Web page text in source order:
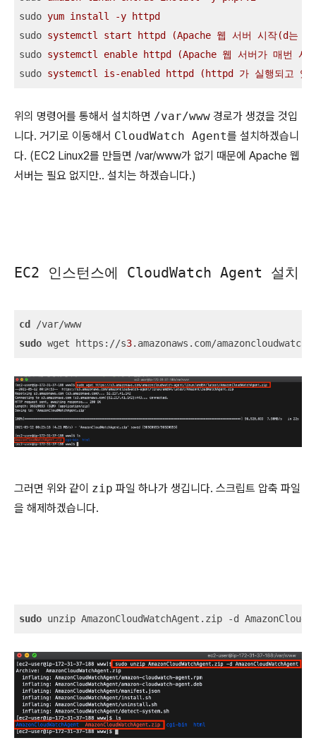
sudo yum install -y httpd
sudo systemctl start httpd (Apache 웹 서버 시작(d는
sudo systemctl enable httpd (Apache 웹 서버가 매번 시스
sudo systemctl is-enabled httpd (httpd 가 실행되고 있는
위의 명령어를 통해서 설치하면 /var/www 경로가 생겼을 것입
니다. 거기로 이동해서 CloudWatch Agent를 설치하겠습니
다. (EC2 Linux2를 만들면 /var/www가 없기 때문에 Apache 웹
서버는 필요 없지만.. 설치는 하겠습니다.)
EC2 인스턴스에 CloudWatch Agent 설치
cd
sudo wget https://s3.amazonaws.com/
그러면 위와 같이 zip 파일 하나가 생깁니다. 스크립트 압축 파일
을 해제하겠습니다.
sudo unzip AmazonCloudWatchAgent.zip -d